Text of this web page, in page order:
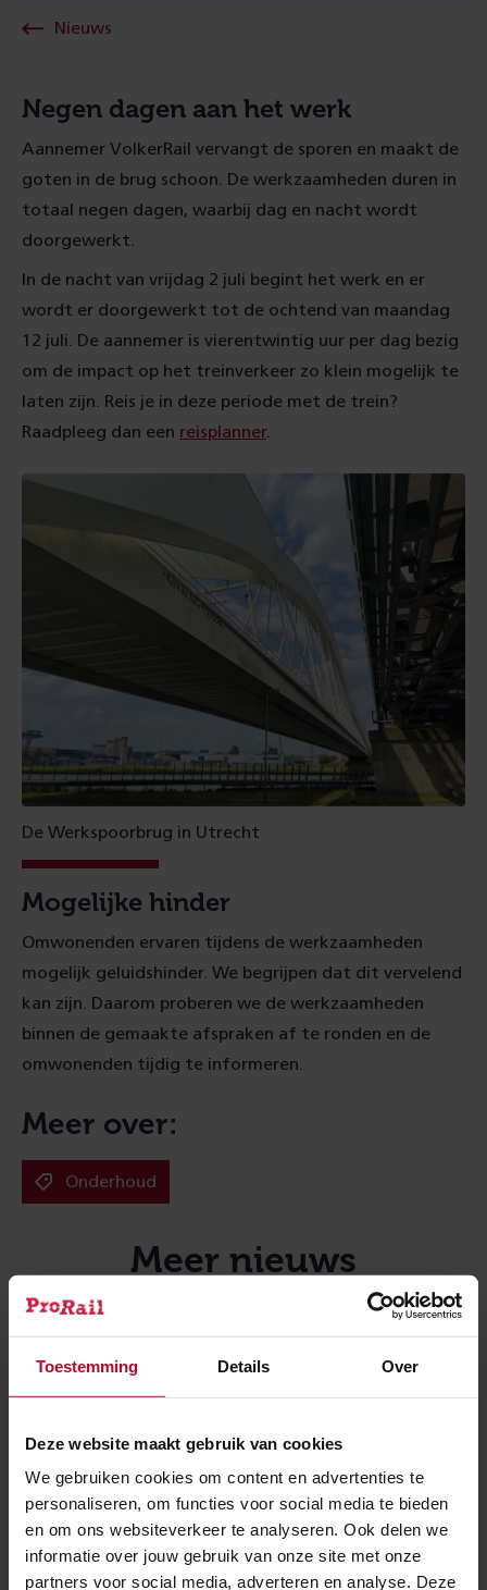
Toestemming Details Over
Deze website maakt gebruik van cookies
We gebruiken cookies om content en advertenties te
personaliseren, om functies voor social media te bieden
en om ons websiteverkeer te analyseren. Ook delen we
informatie over jouw gebruik van onze site met onze
partners voor social media, adverteren en analyse. Deze
Nieuws
Negen dagen aan het werk
Aannemer VolkerRail vervangt de sporen en maakt de
goten in de brug schoon. De werkzaamheden duren in
totaal negen dagen, waarbij dag en nacht wordt
doorgewerkt.
In de nacht van vrijdag 2 juli begint het werk en er
wordt er doorgewerkt tot de ochtend van maandag
12 juli. De aannemer is vierentwintig uur per dag bezig
om de impact op het treinverkeer zo klein mogelijk te
laten zijn. Reis je in deze periode met de trein?
Raadpleeg dan een reisplanner.
De Werkspoorbrug in Utrecht
Mogelijke hinder
Omwonenden ervaren tijdens de werkzaamheden
mogelijk geluidshinder. We begrijpen dat dit vervelend
kan zijn. Daarom proberen we de werkzaamheden
binnen de gemaakte afspraken af te ronden en de
omwonenden tijdig te informeren.
Meer over:
Onderhoud
Meer nieuws